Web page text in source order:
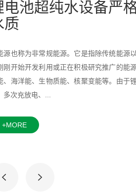
电池超纯水设备严
质
源也称为非常规能源。它是指除传统能源
刚开始开发利用或正在积极研究推广的能
、海洋能、生物质能、核聚变能等。由于
多次充放电、...
+MORE